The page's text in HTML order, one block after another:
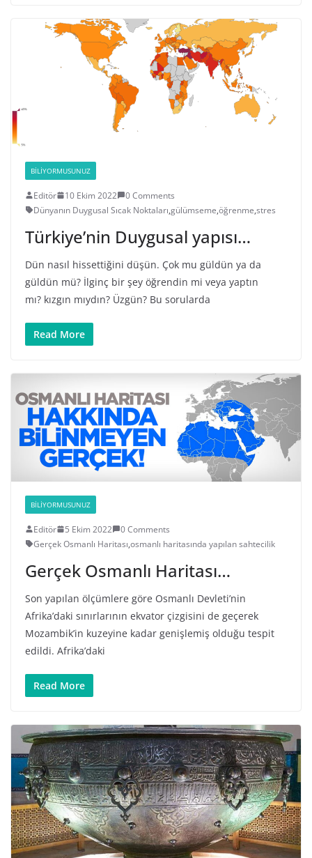
BILIYORMUSUNUZ
Editör 10 Ekim 2022
0 Comments
Dünyanın Duygusal Sıcak Noktaları,gülümseme,öğrenme,stres
Türkiye’nin Duygusal yapısı…
Dün nasıl hissettiğini düşün. Çok mu güldün ya da
güldün mü? İlginç bir şey öğrendin mi veya yaptın
mı? kızgın mıydın? Üzgün? Bu sorularda
Read More
BILIYORMUSUNUZ
Editör 5 Ekim 2022
0 Comments
Gerçek Osmanlı Haritası,osmanlı haritasında yapılan sahtecilik
Gerçek Osmanlı Haritası…
Son yapılan ölçümlere göre Osmanlı Devleti’nin
Afrika’daki sınırlarının ekvator çizgisini de geçerek
Mozambik’in kuzeyine kadar genişlemiş olduğu tespit
edildi. Afrika’daki
Read More